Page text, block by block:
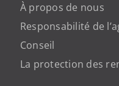
À propos de nous
Responsabilité de
Conseil
La protection des